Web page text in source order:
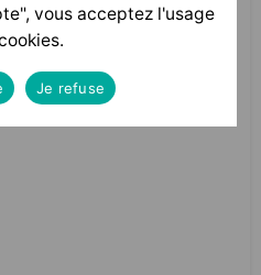
vous acceptez l'usage
Je refuse